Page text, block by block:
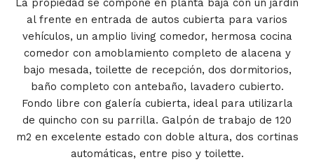
La propiedad se compone en planta baja con un jardín
al frente en entrada de autos cubierta para varios
vehículos, un amplio living comedor, hermosa cocina
comedor con amoblamiento completo de alacena y
bajo mesada, toilette de recepción, dos dormitorios,
baño completo con antebaño, lavadero cubierto.
Fondo libre con galería cubierta, ideal para utilizarla
de quincho con su parrilla. Galpón de trabajo de 120
m2 en excelente estado con doble altura, dos cortinas
automáticas, entre piso y toilette.